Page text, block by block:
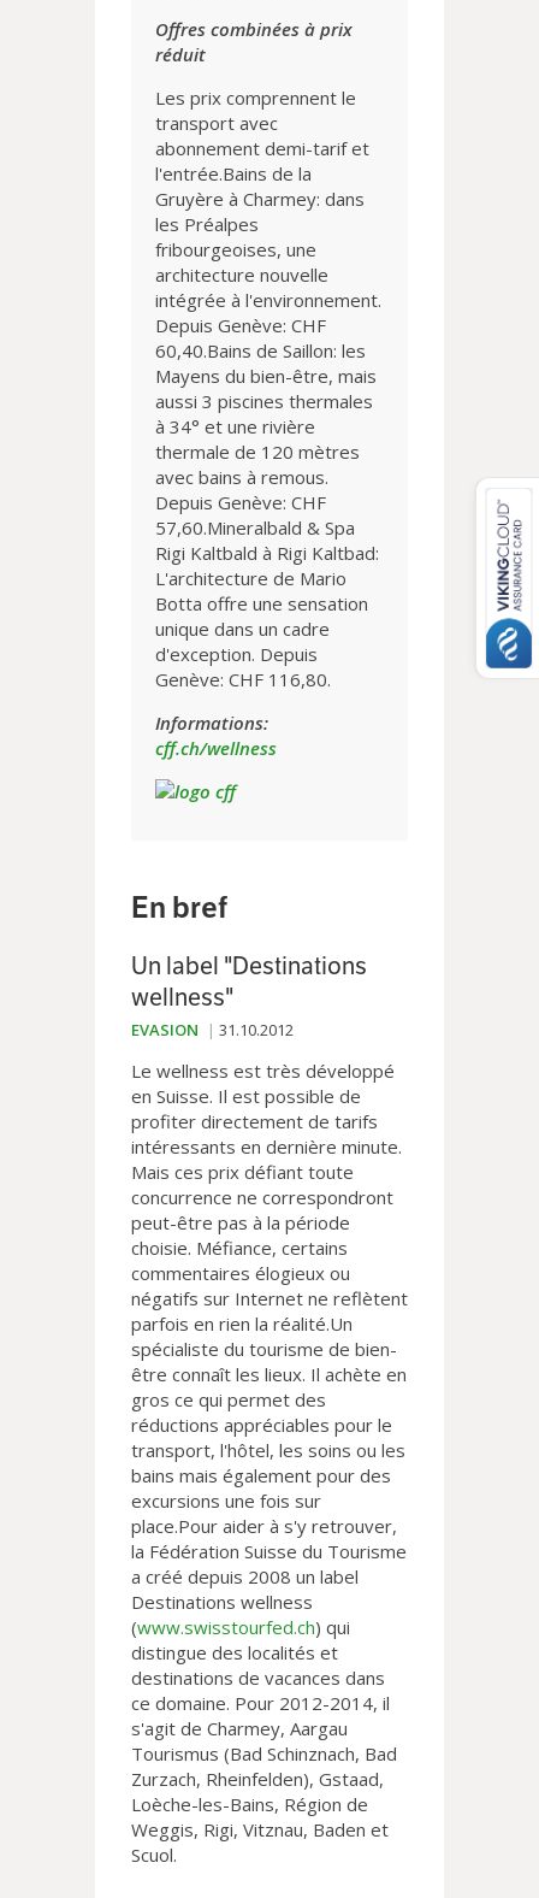
Offres combinées à prix
réduit
Les prix comprennent le
transport avec
abonnement demi-tarif et
l'entrée.Bains de la
Gruyère à Charmey: dans
les Préalpes
fribourgeoises, une
architecture nouvelle
intégrée à l'environnement.
Depuis Genève: CHF
60,40.Bains de Saillon: les
Mayens du bien-être, mais
aussi 3 piscines thermales
à 34° et une rivière
thermale de 120 mètres
avec bains à remous.
Depuis Genève: CHF
57,60.Mineralbald & Spa
Rigi Kaltbald à Rigi Kaltbad:
L'architecture de Mario
Botta offre une sensation
unique dans un cadre
d'exception. Depuis
Genève: CHF 116,80.
Informations:
cff.ch/wellness
En bref
Un label "Destinations
wellness"
EVASION 31.10.2012
Le wellness est très développé
en Suisse. Il est possible de
profiter directement de tarifs
intéressants en dernière minute.
Mais ces prix défiant toute
concurrence ne correspondront
peut-être pas à la période
choisie. Méfiance, certains
commentaires élogieux ou
négatifs sur Internet ne reflètent
parfois en rien la réalité.Un
spécialiste du tourisme de bien-
être connaît les lieux. Il achète en
gros ce qui permet des
réductions appréciables pour le
transport, l'hôtel, les soins ou les
bains mais également pour des
excursions une fois sur
place.Pour aider à s'y retrouver,
la Fédération Suisse du Tourisme
a créé depuis 2008 un label
Destinations wellness
(www.swisstourfed.ch) qui
distingue des localités et
destinations de vacances dans
ce domaine. Pour 2012-2014, il
s'agit de Charmey, Aargau
Tourismus (Bad Schinznach, Bad
Zurzach, Rheinfelden), Gstaad,
Loèche-les-Bains, Région de
Weggis, Rigi, Vitznau, Baden et
Scuol.